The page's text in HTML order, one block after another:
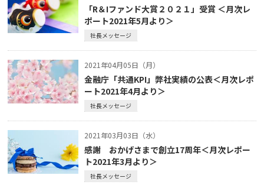
「R＆Iファンド大賞２０２１」受賞 ＜月次レ
ポート2021年5月より＞
社長メッセージ
2021年04月05日（月）
金融庁「共通KPI」弊社実績の公表＜月次レポ
ート2021年4月より＞
社長メッセージ
2021年03月03日（水）
感謝 おかげさまで創立17周年＜月次レポー
ト2021年3月より＞
社長メッセージ